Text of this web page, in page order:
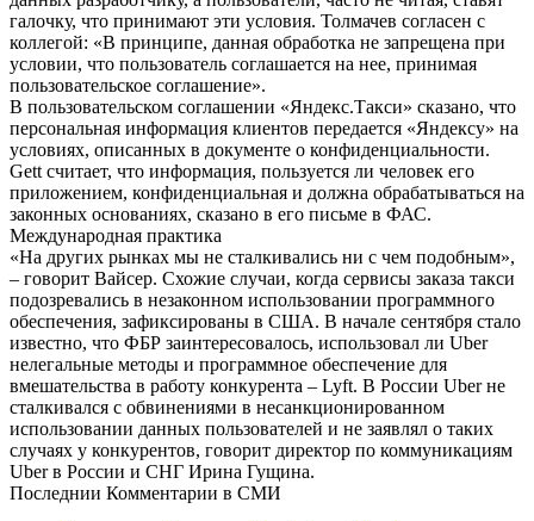
галочку, что принимают эти условия. Толмачев согласен с
коллегой: «В принципе, данная обработка не запрещена при
условии, что пользователь соглашается на нее, принимая
пользовательское соглашение».
В пользовательском соглашении «Яндекс.Такси» сказано, что
персональная информация клиентов передается «Яндексу» на
условиях, описанных в документе о конфиденциальности.
Gett считает, что информация, пользуется ли человек его
приложением, конфиденциальная и должна обрабатываться на
законных основаниях, сказано в его письме в ФАС.
Международная практика
«На других рынках мы не сталкивались ни с чем подобным»,
– говорит Вайсер. Схожие случаи, когда сервисы заказа такси
подозревались в незаконном использовании программного
обеспечения, зафиксированы в США. В начале сентября стало
известно, что ФБР заинтересовалось, использовал ли Uber
нелегальные методы и программное обеспечение для
вмешательства в работу конкурента – Lyft. В России Uber не
сталкивался с обвинениями в несанкционированном
использовании данных пользователей и не заявлял о таких
случаях у конкурентов, говорит директор по коммуникациям
Uber в России и СНГ Ирина Гущина.
Последнии Комментарии в СМИ